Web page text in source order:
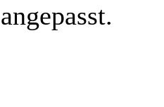
angepasst.